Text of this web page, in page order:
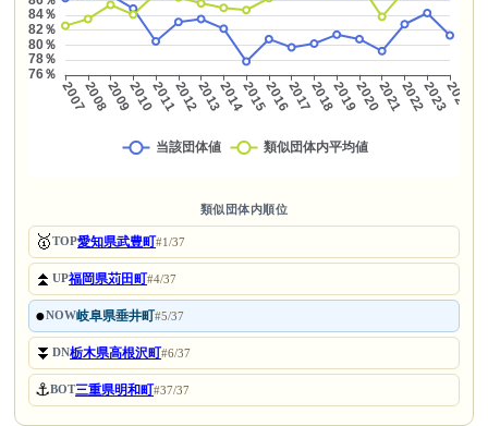
類似団体内順位
🥇TOP愛知県武豊町#1/37
⏫UP福岡県苅田町#4/37
●NOW岐阜県垂井町#5/37
⏬DN栃木県高根沢町#6/37
⚓BOT三重県明和町#37/37